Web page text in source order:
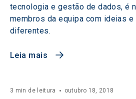
tecnologia e gestão de dados, é
membros da equipa com ideias
diferentes.
Leia mais
3 min de leitura outubro 18, 2018